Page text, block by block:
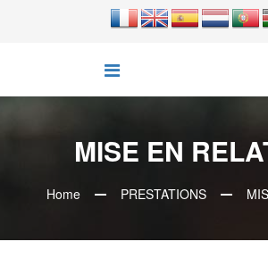
MISE EN
Home PRESTATIONS